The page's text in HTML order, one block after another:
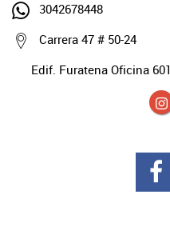
3042678448
Carrera 47 # 50-24
Edif. Furatena Oficina 601